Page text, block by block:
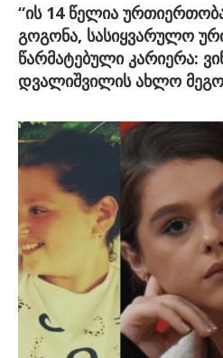
“ის 14 წელია
გოგონა, სასიყვარულო
წარმატებული კარიერა:
დვალიშვილის ახლო